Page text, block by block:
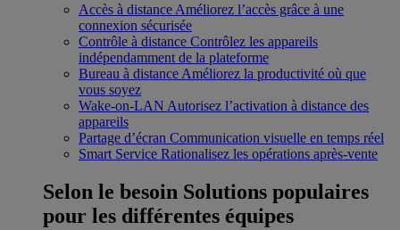
Accès à distance Améliorez l’accès grâce à une
connexion sécurisée
Contrôle à distance Contrôlez les appareils
indépendamment de la plateforme
Bureau à distance Améliorez la productivité où que
vous soyez
Wake-on-LAN Autorisez l’activation à distance des
appareils
Partage d’écran Communication visuelle en temps réel
Smart Service Rationalisez les opérations après-vente
Selon le besoin Solutions populaires
pour les différentes équipes